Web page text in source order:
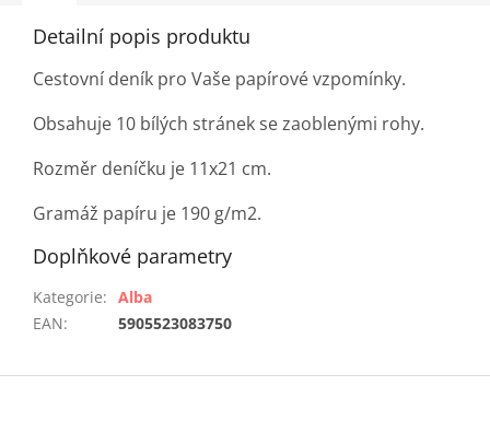
Detailní popis produktu
Cestovní deník pro Vaše papírové vzpomínky.
Obsahuje 10 bílých stránek se zaoblenými rohy.
Rozměr deníčku je 11x21 cm.
Gramáž papíru je 190 g/m2.
Doplňkové parametry
Kategorie: Alba
EAN: 5905523083750
Z